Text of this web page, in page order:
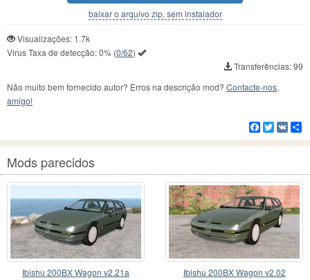
baixar o arquivo zip, sem instalador
Visualizações: 1.7k
Virus Taxa de detecção:0% (0/62)
Transferências: 99
Não muito bem fornecido autor? Erros na descrição mod? Contacte-nos,
amigo!
Facebook
Twitter
VK
Mods parecidos
Ibishu 200BX Wagon v2.21a Ibishu 200BX Wagon v2.02